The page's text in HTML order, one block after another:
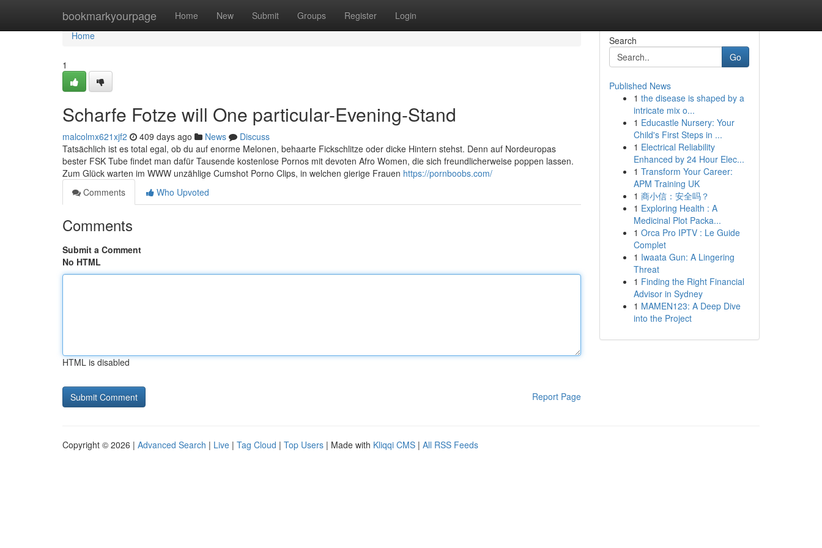
bookmarkyourpage Home New Submit Groups Register Login
Home
Home
1
Scharfe Fotze will One particular-Evening-Stand
malcolmx621xjf2 409 days ago News
Discuss
Tatsächlich ist es total egal, ob du auf enorme Melonen, behaarte Fickschlitze oder dicke Hintern stehst. Denn auf Nordeuropas
bester FSK Tube findet man dafür Tausende kostenlose Pornos mit devoten Afro Women, die sich freundlicherweise poppen lassen.
Zum Glück warten im WWW unzählige Cumshot Porno Clips, in welchen gierige Frauen https://pornboobs.com/
Comments
Who Upvoted
Comments
Submit a Comment
No HTML
HTML is disabled
Report Page
Search
Go
Published News
1 the disease is shaped by a
intricate mix o...
1 Educastle Nursery: Your
Child's First Steps in ...
1 Electrical Reliability
Enhanced by 24 Hour Elec...
1 Transform Your Career:
APM Training UK
1 商小信：安全吗？
1 Exploring Health : A
Medicinal Plot Packa...
1 Orca Pro IPTV : Le Guide
Complet
1 Iwaata Gun: A Lingering
Threat
1 Finding the Right Financial
Advisor in Sydney
1 MAMEN123: A Deep Dive
into the Project
Copyright © 2026 | Advanced Search | Live | Tag Cloud | Top Users | Made with Kliqqi CMS | All RSS Feeds